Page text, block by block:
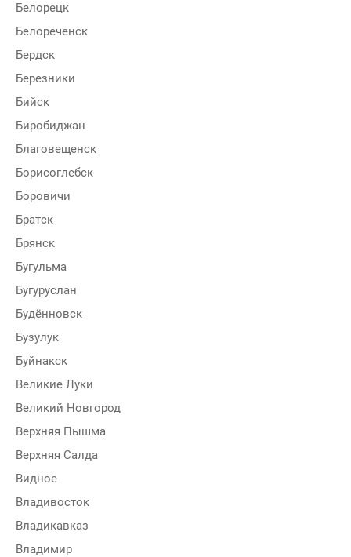
Белорецк
Белореченск
Бердск
Березники
Бийск
Биробиджан
Благовещенск
Борисоглебск
Боровичи
Братск
Брянск
Бугульма
Бугуруслан
Будённовск
Бузулук
Буйнакск
Великие Луки
Великий Новгород
Верхняя Пышма
Верхняя Салда
Видное
Владивосток
Владикавказ
Владимир